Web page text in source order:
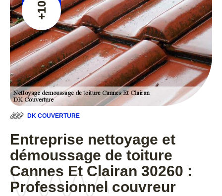
+10
DK COUVERTURE
Entreprise nettoyage et
démoussage de toiture
Cannes Et Clairan 30260 :
Professionnel couvreur